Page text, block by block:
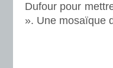
Dufour pour
». Une mosaïque